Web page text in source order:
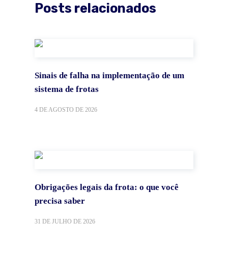
Posts relacionados
Sinais de falha na implementação de um
sistema de frotas
4 DE AGOSTO DE 2026
Obrigações legais da frota: o que você
precisa saber
31 DE JULHO DE 2026